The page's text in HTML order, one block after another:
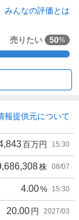
みんなの評価とは
売りたい 50%
報提供元について
百万円 15:30
株 08/07
4.00% 15:30
20.00円 2027/03